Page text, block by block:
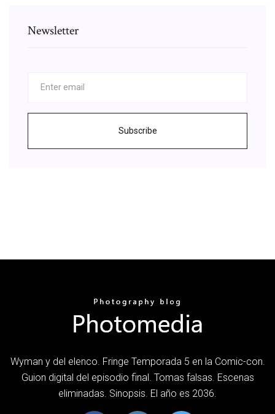
Newsletter
Subscribe
Wyman y del elenco. Fringe Temporada 5 en la Comic-con.
Guion digital del episodio final. Tomas falsas. Escenas
eliminadas. Sinopsis. El año es 2036.